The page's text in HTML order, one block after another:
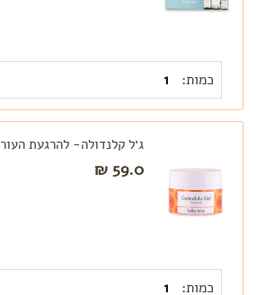
כמות:
ג׳ל קלנדולה- להרגעת העור
59.0 ₪
כמות: